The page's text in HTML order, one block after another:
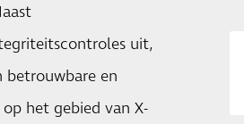
uit,
betrouwbare en
het gebied van X-